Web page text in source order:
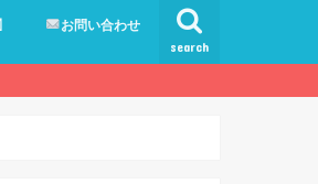
search
お問い合わせ